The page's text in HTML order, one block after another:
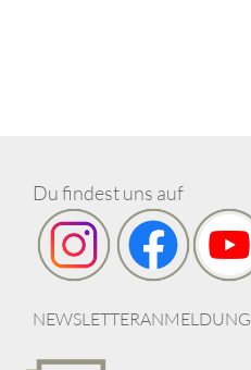
Du findest uns auf
NEWSLETTERANMELDUNG